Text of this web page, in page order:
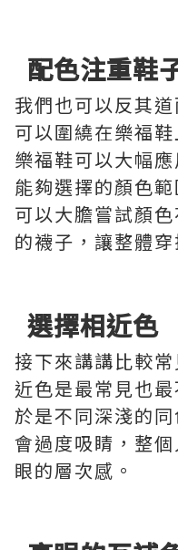
配色注重鞋
我們也可以反其
可以圍繞在樂福
樂福鞋可以大幅
能夠選擇的顏色
可以大膽嘗試顏
的襪子，讓整體
選擇相近色
接下來講講比較
近色是最常見也
於是不同深淺的
會過度吸睛，整
眼的層次感。